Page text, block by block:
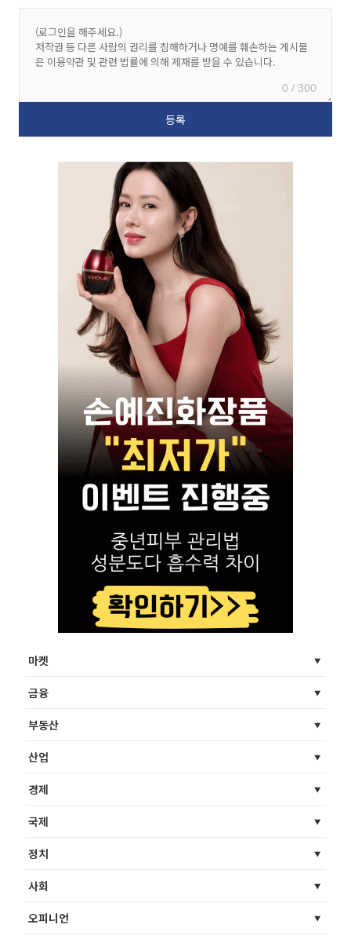
0 / 300
마켓
금융
부동산
산업
경제
국제
정치
사회
오피니언